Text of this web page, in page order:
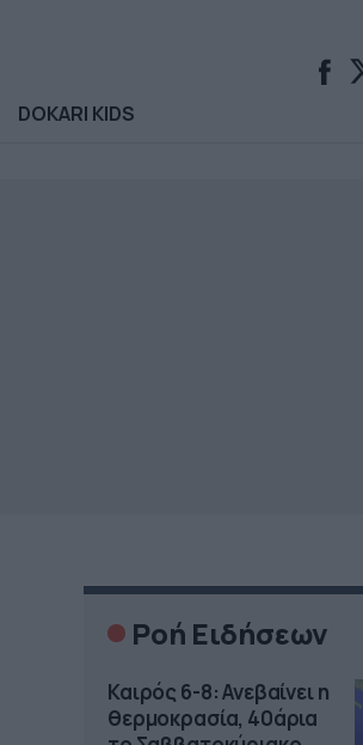
DOKARI KIDS
Ροή Ειδήσεων
Καιρός 6-8: Ανεβαίνει η
θερμοκρασία, 40άρια